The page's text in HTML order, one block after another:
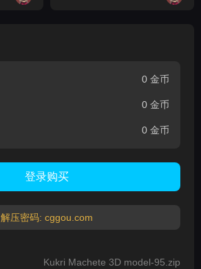
0 金币
0 金币
0 金币
登录购买
解压密码: cggou.com
Kukri Machete 3D model-95.zip